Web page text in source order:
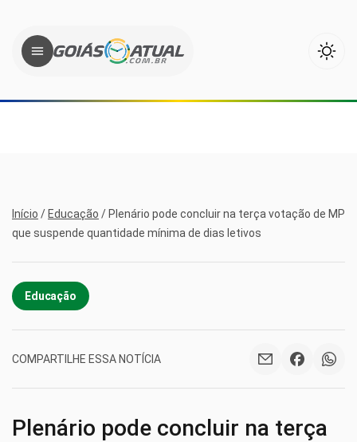
Início / Educação / Plenário pode concluir na terça votação de MP
que suspende quantidade mínima de dias letivos
Educação
COMPARTILHE ESSA NOTÍCIA
Plenário pode concluir na terça